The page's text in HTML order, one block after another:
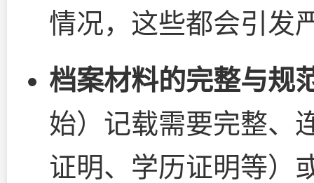
情况，这些都会引发
档案材料的完整与规
始）记载需要完整、
证明、学历证明等）